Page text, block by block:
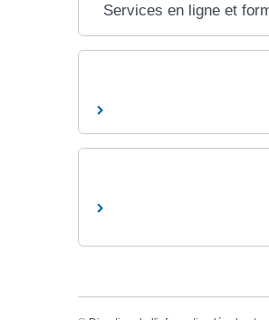
Services en ligne et